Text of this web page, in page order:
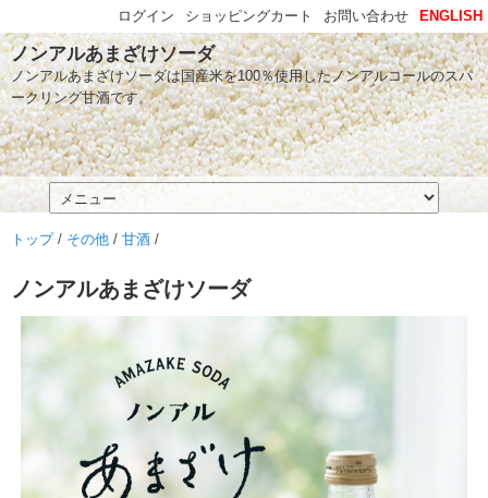
ノンアルあまざけソーダ
ノンアルあまざけソーダは国産米を100％使用したノンアルコールのスパ
ークリング甘酒です。
トップ/ その他 / 甘酒 /
ノンアルあまざけソーダ
ENGLISH
お問い合わせ
ショッピングカート
ログイン